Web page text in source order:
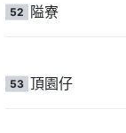
52 隘寮
53 頂園仔